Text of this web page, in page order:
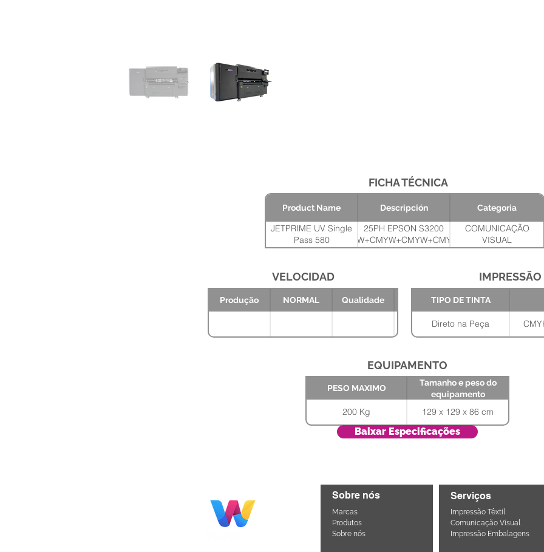
FICHA TÉCNICA
Product Name Descripción Categoria
JETPRIME UV Single
Pass 580
25PH EPSON S3200
CMYK+CMYW+CMYW+CMYW+CMYK+WWWWW
PRINT WIDTH 580MM-MAX MATERIAL WIDTH
COMUNICAÇÃO
VISUAL
VELOCIDAD
Produção NORMAL Qualidade
MAXIMO
Tamanho e
peso do
equipamento
200 Kg
129 x 129 x 86
cm
IMPRESSÃO
TIPO DE TINTA
Direto na Peça
EQUIPAMENTO
PESO MAXIMO
Tamanho e peso do
equipamento
200 Kg 129 x 129 x 86 cm
Baixar Especificações
Sobre nós
Marcas
Produtos
Sobre nós
Serviços
Impressão Têxtil
Comunicação Visual
Impressão Embalagens